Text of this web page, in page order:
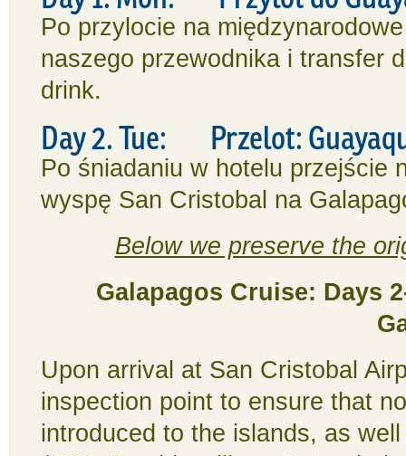
Po przylocie na
naszego przewodnika i transfer
drink.
Day 2. Tue: Przelot:
Po śniadaniu w hotelu przejście
wyspę San Cristobal na
Below we preserve the
Galapagos Cruise: Days
Upon arrival at San Cristobal
inspection point to ensure that
introduced to the islands, as